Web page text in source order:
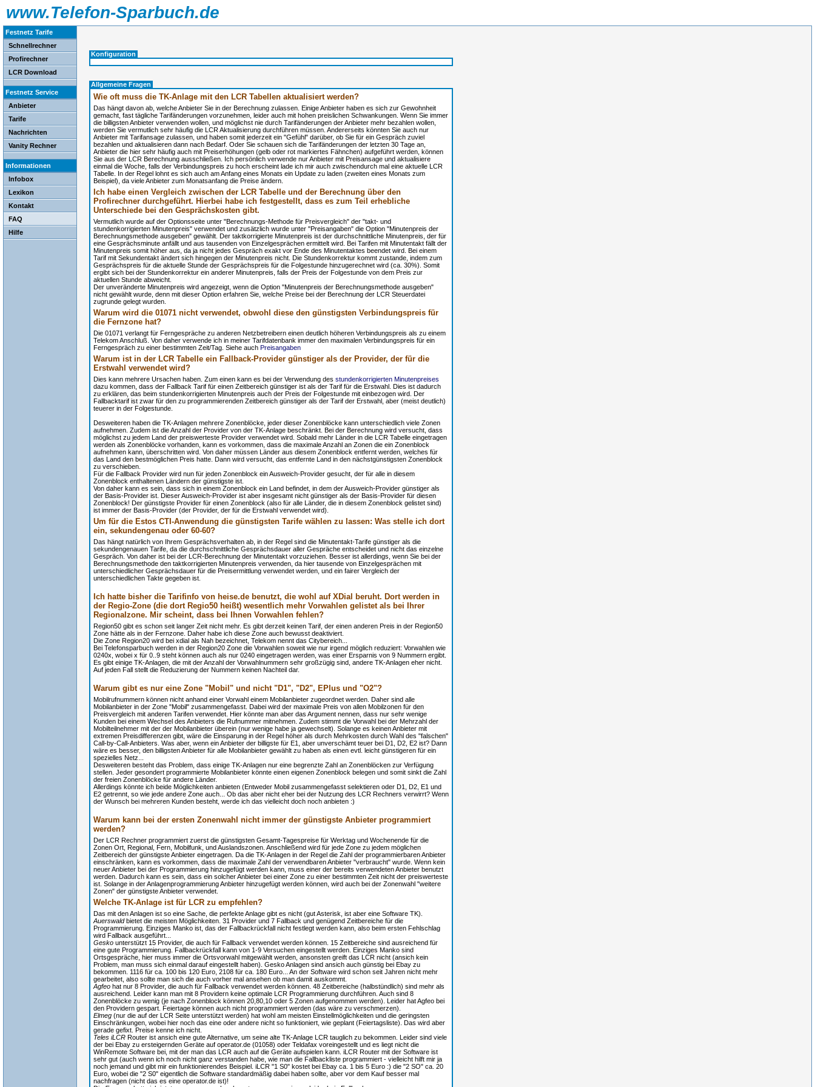
www.Telefon-Sparbuch.de
Festnetz Tarife
Schnellrechner
Profirechner
LCR Download
Festnetz Service
Anbieter
Tarife
Nachrichten
Vanity Rechner
Informationen
Infobox
Lexikon
Kontakt
FAQ
Hilfe
Konfiguration
Allgemeine Fragen
Wie oft muss die TK-Anlage mit den LCR Tabellen aktualisiert werden?
Das hängt davon ab, welche Anbieter Sie in der Berechnung zulassen. Einige Anbieter haben es sich zur Gewohnheit
gemacht, fast tägliche Tarifänderungen vorzunehmen, leider auch mit hohen preislichen Schwankungen. Wenn Sie immer
die billigsten Anbieter verwenden wollen, und möglichst nie durch Tarifänderungen der Anbieter mehr bezahlen wollen,
werden Sie vermutlich sehr häufig die LCR Aktualisierung durchführen müssen. Andererseits könnten Sie auch nur
Anbieter mit Tarifansage zulassen, und haben somit jederzeit ein "Gefühl" darüber, ob Sie für ein Gespräch zuviel
bezahlen und aktualisieren dann nach Bedarf. Oder Sie schauen sich die Tarifänderungen der letzten 30 Tage an,
Anbieter die hier sehr häufig auch mit Preiserhöhungen (gelb oder rot markiertes Fähnchen) aufgeführt werden, können
Sie aus der LCR Berechnung ausschließen. Ich persönlich verwende nur Anbieter mit Preisansage und aktualisiere
einmal die Woche, falls der Verbindungspreis zu hoch erscheint lade ich mir auch zwischendurch mal eine aktuelle LCR
Tabelle. In der Regel lohnt es sich auch am Anfang eines Monats ein Update zu laden (zweiten eines Monats zum
Beispiel), da viele Anbieter zum Monatsanfang die Preise ändern.
Ich habe einen Vergleich zwischen der LCR Tabelle und der Berechnung über den
Profirechner durchgeführt. Hierbei habe ich festgestellt, dass es zum Teil erhebliche
Unterschiede bei den Gesprächskosten gibt.
Vermutlich wurde auf der Optionsseite unter "Berechnungs-Methode für Preisvergleich" der "takt- und
stundenkorrigierten Minutenpreis" verwendet und zusätzlich wurde unter "Preisangaben" die Option "Minutenpreis der
Berechnungsmethode ausgeben" gewählt. Der taktkorrigierte Minutenpreis ist der durchschnittliche Minutenpreis, der für
eine Gesprächsminute anfällt und aus tausenden von Einzelgesprächen ermittelt wird. Bei Tarifen mit Minutentakt fällt der
Minutenpreis somit höher aus, da ja nicht jedes Gespräch exakt vor Ende des Minutentaktes beendet wird. Bei einem
Tarif mit Sekundentakt ändert sich hingegen der Minutenpreis nicht. Die Stundenkorrektur kommt zustande, indem zum
Gesprächspreis für die aktuelle Stunde der Gesprächspreis für die Folgestunde hinzugerechnet wird (ca. 30%). Somit
ergibt sich bei der Stundenkorrektur ein anderer Minutenpreis, falls der Preis der Folgestunde von dem Preis zur
aktuellen Stunde abweicht.
Der unveränderte Minutenpreis wird angezeigt, wenn die Option "Minutenpreis der Berechnungsmethode ausgeben"
nicht gewählt wurde, denn mit dieser Option erfahren Sie, welche Preise bei der Berechnung der LCR Steuerdatei
zugrunde gelegt wurden.
Warum wird die 01071 nicht verwendet, obwohl diese den günstigsten Verbindungspreis für
die Fernzone hat?
Die 01071 verlangt für Ferngespräche zu anderen Netzbetreibern einen deutlich höheren Verbindungspreis als zu einem
Telekom Anschluß. Von daher verwende ich in meiner Tarifdatenbank immer den maximalen Verbindungspreis für ein
Ferngespräch zu einer bestimmten Zeit/Tag. Siehe auch Preisangaben
Warum ist in der LCR Tabelle ein Fallback-Provider günstiger als der Provider, der für die
Erstwahl verwendet wird?
Dies kann mehrere Ursachen haben. Zum einen kann es bei der Verwendung des stundenkorrigierten Minutenpreises
dazu kommen, dass der Fallback Tarif für einen Zeitbereich günstiger ist als der Tarif für die Erstwahl. Dies ist dadurch
zu erklären, das beim stundenkorrigierten Minutenpreis auch der Preis der Folgestunde mit einbezogen wird. Der
Fallbacktarif ist zwar für den zu programmierenden Zeitbereich günstiger als der Tarif der Erstwahl, aber (meist deutlich)
teuerer in der Folgestunde.
Desweiteren haben die TK-Anlagen mehrere Zonenblöcke, jeder dieser Zonenblöcke kann unterschiedlich viele Zonen
aufnehmen. Zudem ist die Anzahl der Provider von der TK-Anlage beschränkt. Bei der Berechnung wird versucht, dass
möglichst zu jedem Land der preiswerteste Provider verwendet wird. Sobald mehr Länder in die LCR Tabelle eingetragen
werden als Zonenblöcke vorhanden, kann es vorkommen, dass die maximale Anzahl an Zonen die ein Zonenblock
aufnehmen kann, überschritten wird. Von daher müssen Länder aus diesem Zonenblock entfernt werden, welches für
das Land den bestmöglichen Preis hatte. Dann wird versucht, das entfernte Land in den nächstgünstigsten Zonenblock
zu verschieben.
Für die Fallback Provider wird nun für jeden Zonenblock ein Ausweich-Provider gesucht, der für alle in diesem
Zonenblock enthaltenen Ländern der günstigste ist.
Von daher kann es sein, dass sich in einem Zonenblock ein Land befindet, in dem der Ausweich-Provider günstiger als
der Basis-Provider ist. Dieser Ausweich-Provider ist aber insgesamt nicht günstiger als der Basis-Provider für diesen
Zonenblock! Der günstigste Provider für einen Zonenblock (also für alle Länder, die in diesem Zonenblock gelistet sind)
ist immer der Basis-Provider (der Provider, der für die Erstwahl verwendet wird).
Um für die Estos CTI-Anwendung die günstigsten Tarife wählen zu lassen: Was stelle ich dort
ein, sekundengenau oder 60-60?
Das hängt natürlich von Ihrem Gesprächsverhalten ab, in der Regel sind die Minutentakt-Tarife günstiger als die
sekundengenauen Tarife, da die durchschnittliche Gesprächsdauer aller Gespräche entscheidet und nicht das einzelne
Gespräch. Von daher ist bei der LCR-Berechnung der Minutentakt vorzuziehen. Besser ist allerdings, wenn Sie bei der
Berechnungsmethode den taktkorrigierten Minutenpreis verwenden, da hier tausende von Einzelgesprächen mit
unterschiedlicher Gesprächsdauer für die Preisermittlung verwendet werden, und ein fairer Vergleich der
unterschiedlichen Takte gegeben ist.
Ich hatte bisher die Tarifinfo von heise.de benutzt, die wohl auf XDial beruht. Dort werden in
der Regio-Zone (die dort Regio50 heißt) wesentlich mehr Vorwahlen gelistet als bei Ihrer
Regionalzone. Mir scheint, dass bei Ihnen Vorwahlen fehlen?
Region50 gibt es schon seit langer Zeit nicht mehr. Es gibt derzeit keinen Tarif, der einen anderen Preis in der Region50
Zone hätte als in der Fernzone. Daher habe ich diese Zone auch bewusst deaktiviert.
Die Zone Region20 wird bei xdial als Nah bezeichnet, Telekom nennt das Citybereich...
Bei Telefonsparbuch werden in der Region20 Zone die Vorwahlen soweit wie nur irgend möglich reduziert: Vorwahlen wie
0240x, wobei x für 0..9 steht können auch als nur 0240 eingetragen werden, was einer Ersparnis von 9 Nummern ergibt.
Es gibt einige TK-Anlagen, die mit der Anzahl der Vorwahlnummern sehr großzügig sind, andere TK-Anlagen eher nicht.
Auf jeden Fall stellt die Reduzierung der Nummern keinen Nachteil dar.
Warum gibt es nur eine Zone "Mobil" und nicht "D1", "D2", EPlus und "O2"?
Mobilrufnummern können nicht anhand einer Vorwahl einem Mobilanbieter zugeordnet werden. Daher sind alle
Mobilanbieter in der Zone "Mobil" zusammengefasst. Dabei wird der maximale Preis von allen Mobilzonen für den
Preisvergleich mit anderen Tarifen verwendet. Hier könnte man aber das Argument nennen, dass nur sehr wenige
Kunden bei einem Wechsel des Anbieters die Rufnummer mitnehmen. Zudem stimmt die Vorwahl bei der Mehrzahl der
Mobilteilnehmer mit der der Mobilanbieter überein (nur wenige habe ja gewechselt). Solange es keinen Anbieter mit
extremen Preisdifferenzen gibt, wäre die Einsparung in der Regel höher als durch Mehrkosten durch Wahl des "falschen"
Call-by-Call-Anbieters. Was aber, wenn ein Anbieter der billigste für E1, aber unverschämt teuer bei D1, D2, E2 ist? Dann
wäre es besser, den billigsten Anbieter für alle Mobilanbieter gewählt zu haben als einen evtl. leicht günstigeren für ein
spezielles Netz...
Desweiteren besteht das Problem, dass einige TK-Anlagen nur eine begrenzte Zahl an Zonenblöcken zur Verfügung
stellen. Jeder gesondert programmierte Mobilanbieter könnte einen eigenen Zonenblock belegen und somit sinkt die Zahl
der freien Zonenblöcke für andere Länder.
Allerdings könnte ich beide Möglichkeiten anbieten (Entweder Mobil zusammengefasst selektieren oder D1, D2, E1 und
E2 getrennt, so wie jede andere Zone auch... Ob das aber nicht eher bei der Nutzung des LCR Rechners verwirrt? Wenn
der Wunsch bei mehreren Kunden besteht, werde ich das vielleicht doch noch anbieten :)
Warum kann bei der ersten Zonenwahl nicht immer der günstigste Anbieter programmiert
werden?
Der LCR Rechner programmiert zuerst die günstigsten Gesamt-Tagespreise für Werktag und Wochenende für die
Zonen Ort, Regional, Fern, Mobilfunk, und Auslandszonen. Anschließend wird für jede Zone zu jedem möglichen
Zeitbereich der günstigste Anbieter eingetragen. Da die TK-Anlagen in der Regel die Zahl der programmierbaren Anbieter
einschränken, kann es vorkommen, dass die maximale Zahl der verwendbaren Anbieter "verbraucht" wurde. Wenn kein
neuer Anbieter bei der Programmierung hinzugefügt werden kann, muss einer der bereits verwendeten Anbieter benutzt
werden. Dadurch kann es sein, dass ein solcher Anbieter bei einer Zone zu einer bestimmten Zeit nicht der preiswerteste
ist. Solange in der Anlagenprogrammierung Anbieter hinzugefügt werden können, wird auch bei der Zonenwahl "weitere
Zonen" der günstigste Anbieter verwendet.
Welche TK-Anlage ist für LCR zu empfehlen?
Das mit den Anlagen ist so eine Sache, die perfekte Anlage gibt es nicht (gut Asterisk, ist aber eine Software TK).
Auerswaldbietet die meisten Möglichkeiten. 31 Provider und 7 Fallback und genügend Zeitbereiche für die
Programmierung. Einziges Manko ist, das der Fallbackrückfall nicht festlegt werden kann, also beim ersten Fehlschlag
wird Fallback ausgeführt...
Gesko unterstützt 15 Provider, die auch für Fallback verwendet werden können. 15 Zeitbereiche sind ausreichend für
eine gute Programmierung. Fallbackrückfall kann von 1-9 Versuchen eingestellt werden. Einziges Manko sind
Ortsgespräche, hier muss immer die Ortsvorwahl mitgewählt werden, ansonsten greift das LCR nicht (ansich kein
Problem, man muss sich einmal darauf eingestellt haben). Gesko Anlagen sind ansich auch günstig bei Ebay zu
bekommen. 1116 für ca. 100 bis 120 Euro, 2108 für ca. 180 Euro... An der Software wird schon seit Jahren nicht mehr
gearbeitet, also sollte man sich die auch vorher mal ansehen ob man damit auskommt.
Agfeo hat nur 8 Provider, die auch für Fallback verwendet werden können. 48 Zeitbereiche (halbstündlich) sind mehr als
ausreichend. Leider kann man mit 8 Providern keine optimale LCR Programmierung durchführen. Auch sind 8
Zonenblöcke zu wenig (je nach Zonenblock können 20,80,10 oder 5 Zonen aufgenommen werden). Leider hat Agfeo bei
den Providern gespart. Feiertage können auch nicht programmiert werden (das wäre zu verschmerzen).
Elmeg (nur die auf der LCR Seite unterstützt werden) hat wohl am meisten Einstellmöglichkeiten und die geringsten
Einschränkungen, wobei hier noch das eine oder andere nicht so funktioniert, wie geplant (Feiertagsliste). Das wird aber
gerade gefixt. Preise kenne ich nicht.
Teles iLCR Router ist ansich eine gute Alternative, um seine alte TK-Anlage LCR tauglich zu bekommen. Leider sind viele
der bei Ebay zu ersteigernden Geräte auf operator.de (01058) oder Teldafax voreingestellt und es liegt nicht die
WinRemote Software bei, mit der man das LCR auch auf die Geräte aufspielen kann. iLCR Router mit der Software ist
sehr gut (auch wenn ich noch nicht ganz verstanden habe, wie man die Fallbackliste programmiert - vielleicht hilft mir ja
noch jemand und gibt mir ein funktionierendes Beispiel. iLCR "1 S0" kostet bei Ebay ca. 1 bis 5 Euro :) die "2 SO" ca. 20
Euro, wobei die "2 S0" eigentlich die Software standardmäßig dabei haben sollte, aber vor dem Kauf besser mal
nachfragen (nicht das es eine operator.de ist)!